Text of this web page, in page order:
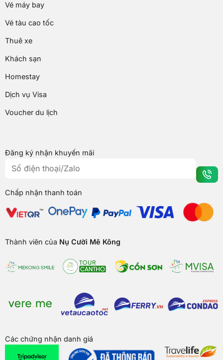
Vé máy bay
Vé tàu cao tốc
Thuê xe
Khách sạn
Homestay
Dịch vụ Visa
Voucher du lịch
Đăng ký nhận khuyến mãi
Chấp nhận thanh toán
Thành viên của Nụ Cười Mê Kông
Các chứng nhận danh giá